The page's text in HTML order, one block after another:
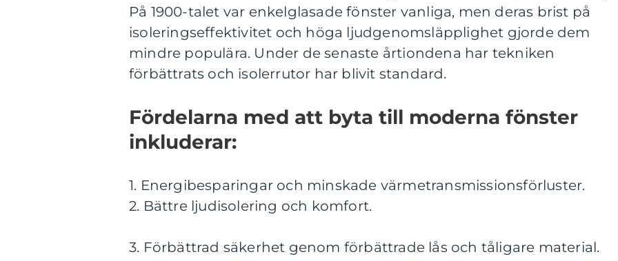
På 1900-talet var enkelglasade fönster vanliga, men deras brist på
isoleringseffektivitet och höga ljudgenomsläpplighet gjorde dem
mindre populära. Under de senaste årtiondena har tekniken
förbättrats och isolerrutor har blivit standard.
Fördelarna med att byta till moderna fönster
inkluderar:
1. Energibesparingar och minskade värmetransmissionsförluster.
2. Bättre ljudisolering och komfort.
3. Förbättrad säkerhet genom förbättrade lås och tåligare material.